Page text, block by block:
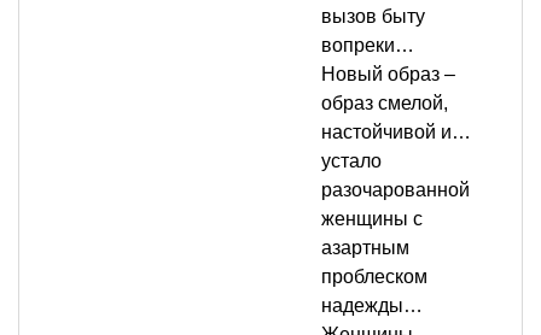
вызов быту
вопреки…
Новый образ –
образ смелой,
настойчивой и…
устало
разочарованной
женщины с
азартным
проблеском
надежды…